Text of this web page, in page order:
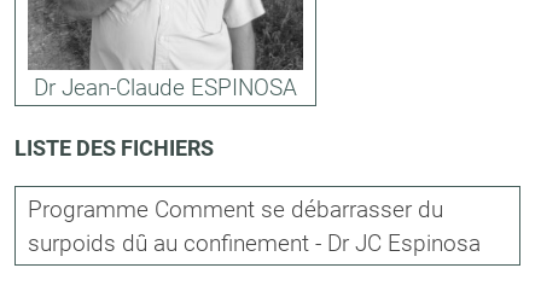
Dr Jean-Claude ESPINOSA
LISTE DES FICHIERS
Programme Comment se débarrasser du
surpoids dû au confinement - Dr JC Espinosa